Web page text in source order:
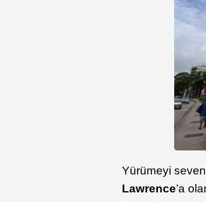
Yürümeyi
Lawrence’a